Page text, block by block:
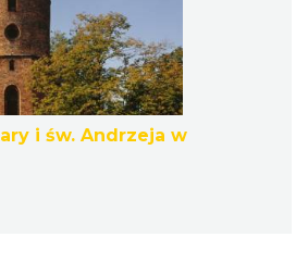
i św. Andrzeja w